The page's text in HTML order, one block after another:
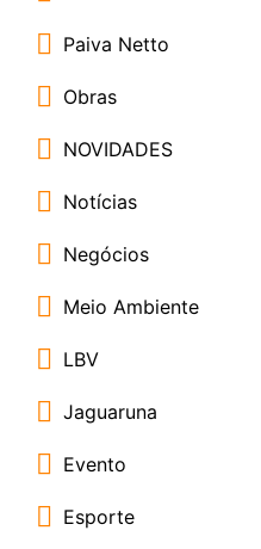
Paiva Netto
Obras
NOVIDADES
Notícias
Negócios
Meio Ambiente
LBV
Jaguaruna
Evento
Esporte